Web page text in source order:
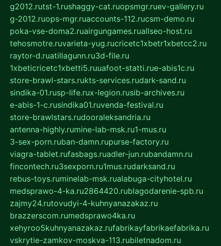
g2012.rutst-1.rushaggy-cat.ruopsmgr.ruev-gallery.ru
g-2012.ruops-mgr.ruaccounts-112.rucsm-demo.ru
poka-vse-doma2.ruairgungames.ruallseo-host.ru
tehosmotre.ruvarieta-yug.rucricetc1xbetr1xbetcc2.ru
raytor-d.ruatillagunn.ru3d-file.ru
1xbeticricetc1xbetti5.ruuafoot-statti.rue-abis1c.ru
store-brawl-stars.rukts-services.rudark-sand.ru
sindika-01.rusp-life.rux-legion.rusib-archives.ru
e-abis-1-c.rusindika01.ruvenda-festival.ru
store-brawlstars.rudooraleksandria.ru
antenna-highly.rumine-lab-msk.ru1-mus.ru
3-sex-porn.ruban-damn.rupurse-factory.ru
viagra-tablet.rufasbags.ruadler-jun.rubandamn.ru
fincontech.ru3sexporn.ru1mus.rudarksand.ru
rebus-toys.ruminelab-msk.rualabuga-cityhotel.ru
medsprawo-4-ka.ru2864420.rublagodarenie-spb.ru
zajmy24.rutovudyi-4-kuhnyanazakaz.ru
brazzerscom.rumedsprawo4ka.ru
xehyroo5kuhnyanazakaz.rufabrikayfabrikaefabrika.ru
vskrytie-zamkov-moskva-113.rubiletnadom.ru